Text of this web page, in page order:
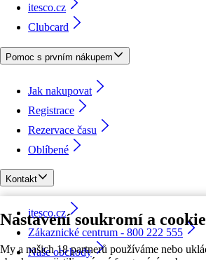
Nastavení soukromí a
My a našich 18 partnerů používáme nebo
itesco.cz
Clubcard
Pomoc s prvním nákupem
Jak nakupovat
Registrace
Rezervace času
Oblíbené
Kontakt
itesco.cz
Zákaznické centrum - 800 222 555
Naše obchody